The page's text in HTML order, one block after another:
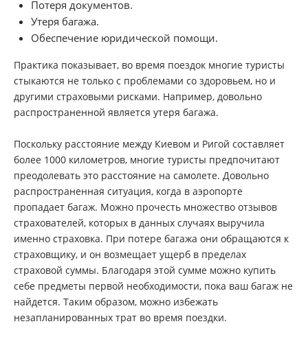
Потеря документов.
Утеря багажа.
Обеспечение юридической помощи.
Практика показывает, во время поездок многие туристы
стыкаются не только с проблемами со здоровьем, но и
другими страховыми рисками. Например, довольно
распространенной является утеря багажа.
Поскольку расстояние между Киевом и Ригой составляет
более 1000 километров, многие туристы предпочитают
преодолевать это расстояние на самолете. Довольно
распространенная ситуация, когда в аэропорте
пропадает багаж. Можно прочесть множество отзывов
страхователей, которых в данных случаях выручила
именно страховка. При потере багажа они обращаются к
страховщику, и он возмещает ущерб в пределах
страховой суммы. Благодаря этой сумме можно купить
себе предметы первой необходимости, пока ваш багаж не
найдется. Таким образом, можно избежать
незапланированных трат во время поездки.